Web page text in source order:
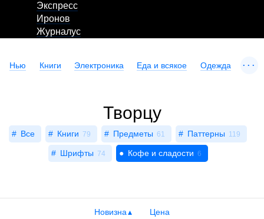
Экспресс
Иронов
Журналус
Нью Книги Электроника Еда и всякое Одежда ...
Творцу
Все Книги 79 Предметы 61 Паттерны 119
Шрифты 74 Кофе и сладости 6
Новизна Цена